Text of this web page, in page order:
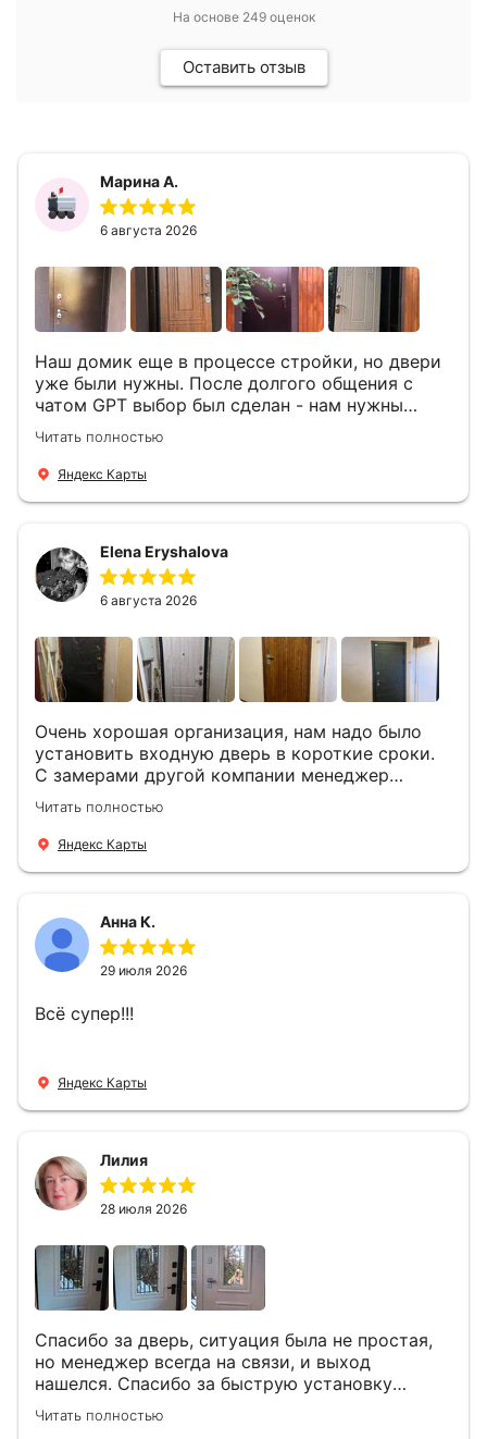
На основе 249оценок
Оставить отзыв
Марина А.
6 августа 2026
Наш домик еще в процессе стройки, но двери
уже были нужны. После долгого общения с
чатом GPT выбор был сделан - нам нужны
двери Аргус Термо Композит, которые нашлись
в компании ДвериОпт . Менеджер Филипп
ответил на все вопросы, посчитал стоимость и
установили две двери, ответили на все
вопросы . Выполненной работой мы довольны.
Огромная всем благодарность!
Читать полностью
Яндекс Карты
Elena Eryshalova
6 августа 2026
Очень хорошая организация, нам надо было
установить входную дверь в короткие сроки.
С замерами другой компании менеджер
компании Филлип, быстро предоставил нам
варианты дверей, монтаж тоже был очень
четкий, позвонили, согласовали и установили
Читать полностью
Яндекс Карты
Анна К.
29 июля 2026
Всё супер!!!
Яндекс Карты
Лилия
28 июля 2026
Спасибо за дверь, ситуация была не простая,
но менеджер всегда на связи, и выход
нашелся. Спасибо за быструю установку
Роману, один и привёз, и установил. Надеюсь,
что дверь нам долго послужит
Читать полностью